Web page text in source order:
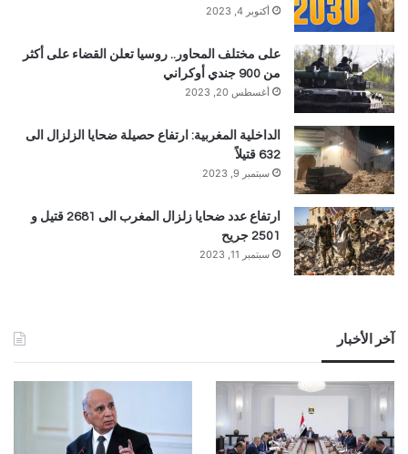
أكتوبر 4, 2023
على مختلف المحاور.. روسيا تعلن القضاء على أكثر
من 900 جندي أوكراني
أغسطس 20, 2023
الداخلية المغربية: ارتفاع حصيلة ضحايا الزلزال الى
632 قتيلاً
سبتمبر 9, 2023
ارتفاع عدد ضحايا زلزال المغرب الى 2681 قتيل و
2501 جريح
سبتمبر 11, 2023
آخر الأخبار